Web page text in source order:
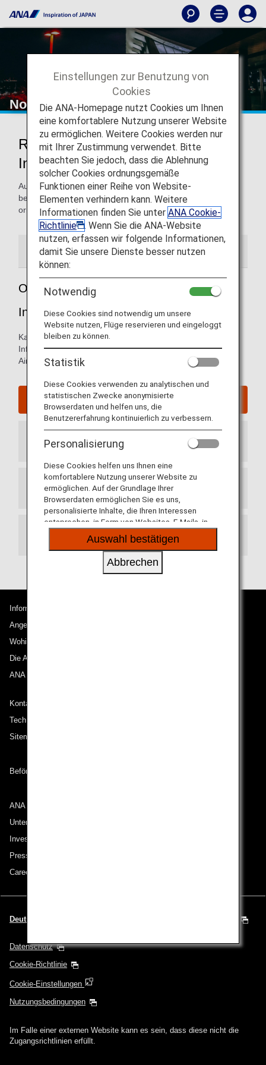
Noi Bai International Airport
Reisen zum und vom Noi Bai
International Airport
Auf dieser Seite finden Sie die Informationen, die Sie
benötigen, um sich einfach im Noi Bai International Airport
orientieren und Ihr Reiseziel finden zu können.
Flughafenführer
Orientierungshilfe für den Noi Bai
International Airport
Karten der Ankunfts- und Abflugterminals und andere
Informationen für Orientierung im Noi Bai International
Airport, Vietnam.
Website des Noi Bai International Airport
Ankunftsterminal
Abflugterminal
Informationen zu ANA
Angebote und Ankündigungen
Wohin wir reisen
Die ANA Experience
ANA Mileage Club
Kontakt zu ANA
Technische Hilfe (Barrierefreiheit)
Sitemap
Beförderungsbedingungen
ANA Group
Unternehmen der ANA Group
Investor Relations
Pressemeldungen
Careers (English Only)
Deutsch | Österreich (Wählen Sie Ihre Stadt und Ihre Sprache)
Datenschutz
Cookie-Richtlinie
Cookie-Einstellungen
Nutzungsbedingungen
Im Falle einer externen Website kann es sein, dass diese nicht die
Zugangsrichtlinien erfüllt.
Einstellungen zur Benutzung von
Cookies
Die ANA-Homepage nutzt Cookies um Ihnen
eine komfortablere Nutzung unserer Website
zu ermöglichen. Weitere Cookies werden nur
mit Ihrer Zustimmung verwendet. Bitte
beachten Sie jedoch, dass die Ablehnung
solcher Cookies ordnungsgemäße
Funktionen einer Reihe von Website-
Elementen verhindern kann. Weitere
Informationen finden Sie unter ANA Cookie-
Richtlinie
. Wenn Sie die ANA-Website
nutzen, erfassen wir folgende Informationen,
damit Sie unsere Dienste besser nutzen
können:
Notwendig
Diese Cookies sind notwendig um unsere
Website nutzen, Flüge reservieren und eingeloggt
bleiben zu können.
Statistik
Diese Cookies verwenden zu analytischen und
statistischen Zwecke anonymisierte
Browserdaten und helfen uns, die
Benutzererfahrung kontinuierlich zu verbessern.
Personalisierung
Diese Cookies helfen uns Ihnen eine
komfortablere Nutzung unserer Website zu
ermöglichen. Auf der Grundlage Ihrer
Browserdaten ermöglichen Sie es uns,
personalisierte Inhalte, die Ihren Interessen
entsprechen, in Form von Websites, E-Mails, in
sozialen Medien und Werbung anzubieten.
Auswahl bestätigen
Abbrechen